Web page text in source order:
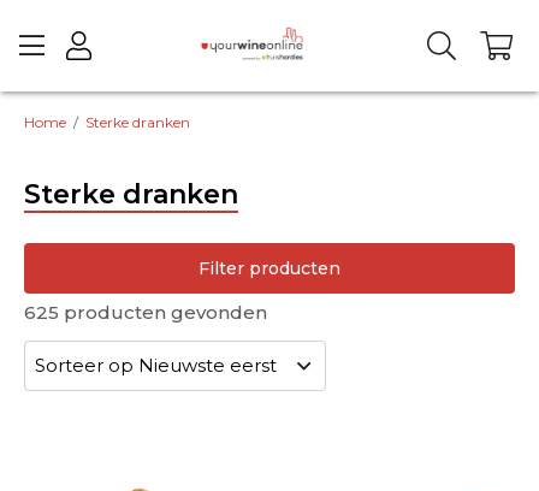
Home / Sterke dranken
Sterke dranken
Filter producten
625 producten gevonden
whiskystijl